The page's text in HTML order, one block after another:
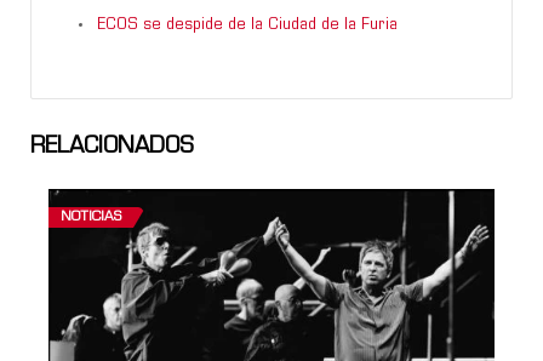
ECOS se despide de la Ciudad de la Furia
RELACIONADOS
NOTICIAS